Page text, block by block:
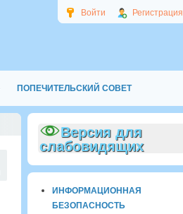
Войти Регистрация
ПОПЕЧИТЕЛЬСКИЙ СОВЕТ
Версия для
слабовидящих
ИНФОРМАЦИОННАЯ
БЕЗОПАСНОСТЬ